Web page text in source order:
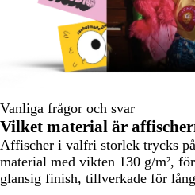
Vanliga frågor och svar
Vilket material är
Affischer i valfri storlek trycks
material med vikten 130 g/m²,
glansig finish, tillverkade för